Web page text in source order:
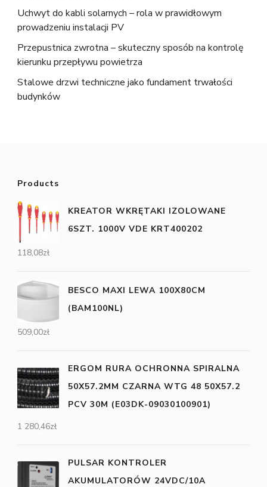
Uchwyt do kabli solarnych – rola w prawidłowym
prowadzeniu instalacji PV
Przepustnica zwrotna – skuteczny sposób na kontrolę
kierunku przepływu powietrza
Stalowe drzwi techniczne jako fundament trwałości
budynków
Products
KREATOR WKRĘTAKI IZOLOWANE
6SZT. 1000V VDE KRT400202
118,08zł
BESCO MAXI LEWA 100X80CM
(BAM100NL)
509,00zł
ERGOM RURA OCHRONNA SPIRALNA
50X57.2MM CZARNA WTG 48 50X57.2
PCV 30M (E03DK-09030100901)
1 280,46zł
PULSAR KONTROLER
AKUMULATORÓW 24VDC/10A